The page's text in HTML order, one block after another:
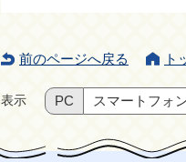
前のページへ戻る ト
表示 PC スマートフォ